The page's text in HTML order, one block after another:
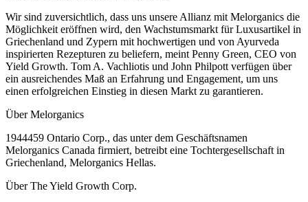
Wir sind zuversichtlich, dass uns unsere Allianz mit Melorganics die
Möglichkeit eröffnen wird, den Wachstumsmarkt für Luxusartikel in
Griechenland und Zypern mit hochwertigen und von Ayurveda
inspirierten Rezepturen zu beliefern, meint Penny Green, CEO von
Yield Growth. Tom A. Vachliotis und John Philpott verfügen über
ein ausreichendes Maß an Erfahrung und Engagement, um uns
einen erfolgreichen Einstieg in diesen Markt zu garantieren.
Über Melorganics
1944459 Ontario Corp., das unter dem Geschäftsnamen
Melorganics Canada firmiert, betreibt eine Tochtergesellschaft in
Griechenland, Melorganics Hellas.
Über The Yield Growth Corp.